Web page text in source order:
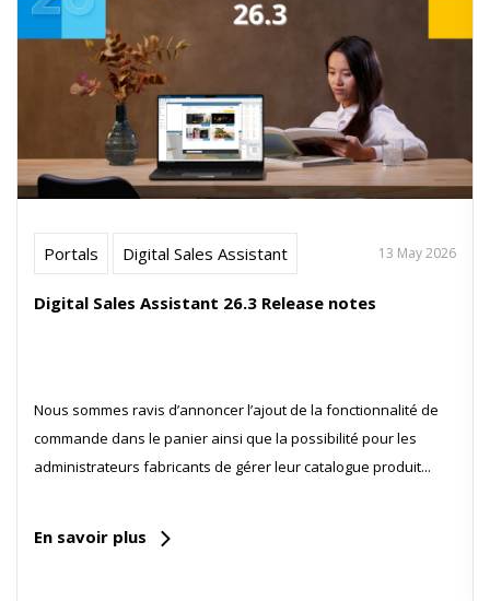
Portals Digital Sales Assistant 13 May 2026
Digital Sales Assistant 26.3 Release notes
Nous sommes ravis d’annoncer l’ajout de la fonctionnalité de
commande dans le panier ainsi que la possibilité pour les
administrateurs fabricants de gérer leur catalogue produit...
En savoir plus